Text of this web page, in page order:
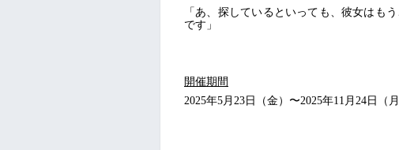
「あ、探しているといっても、彼女はも
です」
開催期間
2025年5月23日（金）〜2025年11月24日（月